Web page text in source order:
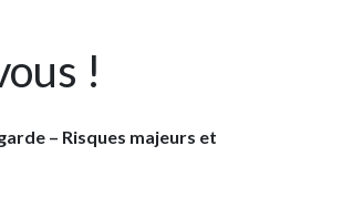
!
– Risques majeurs et